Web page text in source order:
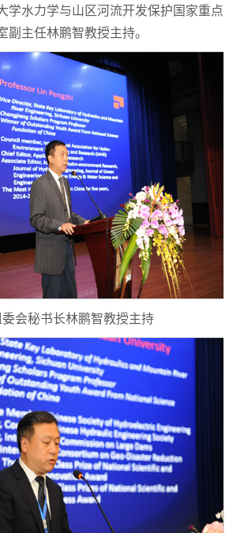
学水力学与山区河流开发保护国家重点
副主任林鹏智教授主持。
委会秘书长林鹏智教授主持